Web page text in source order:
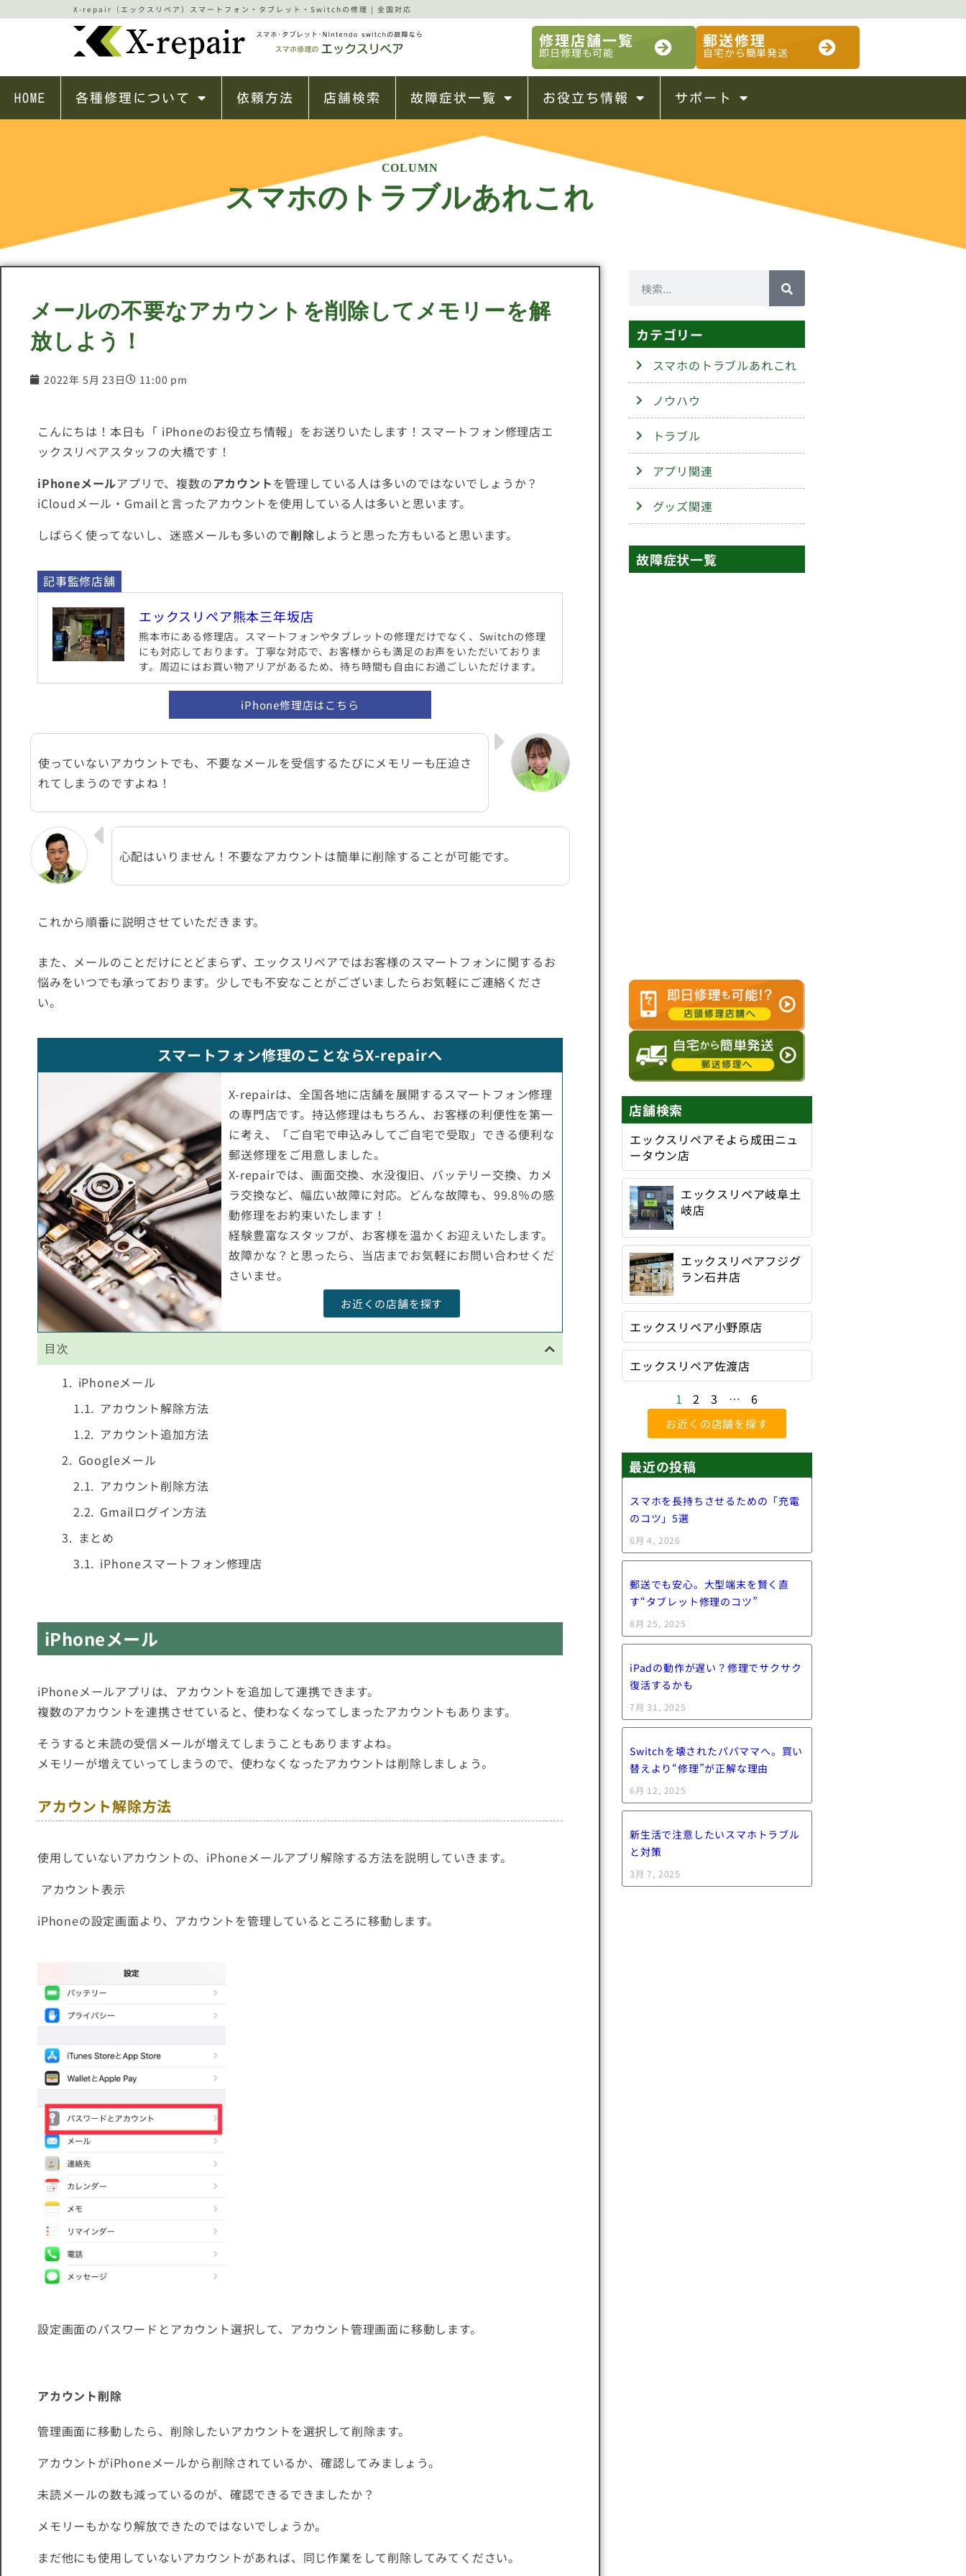
X-repair（エックスリペア）スマートフォン・タブレット・Switchの修理 | 全国対応
修理店舗一覧
即日修理も可能
郵送修理
自宅から簡単発送
HOME 各種修理について 依頼方法 店舗検索 故障症状一覧 お役立ち情報 サポート
COLUMN
スマホのトラブルあれこれ
メールの不要なアカウントを削除してメモリーを解
放しよう！
2022年 5月 23日 11:00 pm
こんにちは！本日も「 iPhoneのお役立ち情報」をお送りいたします！スマートフォン修理店エ
ックスリペアスタッフの大橋です！
iPhoneメールアプリで、複数のアカウントを管理している人は多いのではないでしょうか？
iCloudメール・Gmailと言ったアカウントを使用している人は多いと思います。
しばらく使ってないし、迷惑メールも多いので削除しようと思った方もいると思います。
記事監修店舗
エックスリペア熊本三年坂店
熊本市にある修理店。スマートフォンやタブレットの修理だけでなく、Switchの修理
にも対応しております。丁寧な対応で、お客様からも満足のお声をいただいておりま
す。周辺にはお買い物アリアがあるため、待ち時間も自由にお過ごしいただけます。
iPhone修理店はこちら
使っていないアカウントでも、不要なメールを受信するたびにメモリーも圧迫さ
れてしまうのですよね！
心配はいりません！不要なアカウントは簡単に削除することが可能です。
これから順番に説明させていただきます。
また、メールのことだけにとどまらず、エックスリペアではお客様のスマートフォンに関するお
悩みをいつでも承っております。少しでも不安なことがございましたらお気軽にご連絡くださ
い。
スマートフォン修理のことならX-repairへ
X-repairは、全国各地に店舗を展開するスマートフォン修理
の専門店です。持込修理はもちろん、お客様の利便性を第一
に考え、「ご自宅で申込みしてご自宅で受取」できる便利な
郵送修理をご用意しました。
X-repairでは、画面交換、水没復旧、バッテリー交換、カメ
ラ交換など、幅広い故障に対応。どんな故障も、99.8％の感
動修理をお約束いたします！
経験豊富なスタッフが、お客様を温かくお迎えいたします。
故障かな？と思ったら、当店までお気軽にお問い合わせくだ
さいませ。
お近くの店舗を探す
目次
iPhoneメール
アカウント解除方法
アカウント追加方法
Googleメール
アカウント削除方法
Gmailログイン方法
まとめ
iPhoneスマートフォン修理店
iPhoneメール
iPhoneメールアプリは、アカウントを追加して連携できます。
複数のアカウントを連携させていると、使わなくなってしまったアカウントもあります。
そうすると未読の受信メールが増えてしまうこともありますよね。
メモリーが増えていってしまうので、使わなくなったアカウントは削除しましょう。
アカウント解除方法
使用していないアカウントの、iPhoneメールアプリ解除する方法を説明していきます。
アカウント表示
iPhoneの設定画面より、アカウントを管理しているところに移動します。
設定画面のパスワードとアカウント選択して、アカウント管理画面に移動します。
アカウント削除
管理画面に移動したら、削除したいアカウントを選択して削除ます。
アカウントがiPhoneメールから削除されているか、確認してみましょう。
未読メールの数も減っているのが、確認できるできましたか？
メモリーもかなり解放できたのではないでしょうか。
まだ他にも使用していないアカウントがあれば、同じ作業をして削除してみてください。
カテゴリー
スマホのトラブルあれこれ
ノウハウ
トラブル
アプリ関連
グッズ関連
故障症状一覧
店舗検索
エックスリペアそよら成田ニュ
ータウン店
エックスリペア岐阜土
岐店
エックスリペアフジグ
ラン石井店
エックスリペア小野原店
エックスリペア佐渡店
1
2 3 … 6
お近くの店舗を探す
最近の投稿
スマホを長持ちさせるための「充電
のコツ」5選
6月 4, 2026
郵送でも安心。大型端末を賢く直
す“タブレット修理のコツ”
8月 25, 2025
iPadの動作が遅い？修理でサクサク
復活するかも
7月 31, 2025
Switchを壊されたパパママへ。買い
替えより“修理”が正解な理由
6月 12, 2025
新生活で注意したいスマホトラブル
と対策
3月 7, 2025